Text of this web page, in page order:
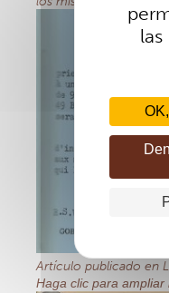
las
Artículo publicado en
Haga clic para ampliar